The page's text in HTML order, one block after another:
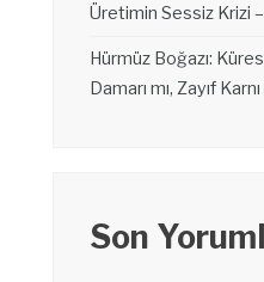
Üretimin Sessiz Krizi
Hürmüz Boğazı:
Damarı mı, Zayıf Karnı
Son